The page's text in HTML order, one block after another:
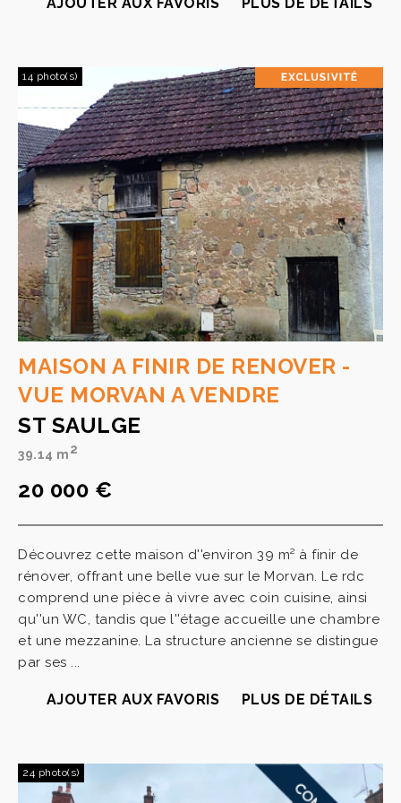
14 photo(s)
MAISON A FINIR DE RENOVER -
VUE MORVAN A VENDRE
ST SAULGE
39.14 m2
20 000 €
Découvrez cette maison d''environ 39 m² à finir de
rénover, offrant une belle vue sur le Morvan. Le rdc
comprend une pièce à vivre avec coin cuisine, ainsi
qu''un WC, tandis que l''étage accueille une chambre
et une mezzanine. La structure ancienne se distingue
par ses ...
AJOUTER AUX FAVORIS PLUS DE DÉTAILS
24 photo(s)